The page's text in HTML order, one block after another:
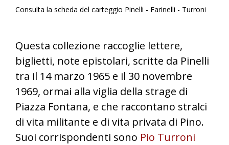
Consulta la scheda del carteggio Pinelli - Farinelli - Turroni
Questa collezione raccoglie lettere,
biglietti, note epistolari, scritte da Pinelli
tra il 14 marzo 1965 e il 30 novembre
1969, ormai alla viglia della strage di
Piazza Fontana, e che raccontano stralci
di vita militante e di vita privata di Pino.
Suoi corrispondenti sono Pio Turroni